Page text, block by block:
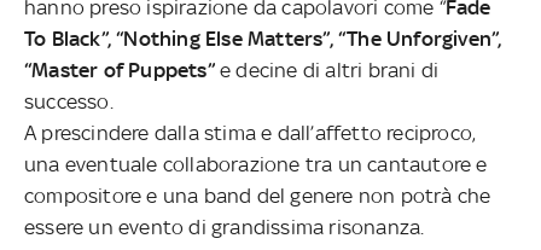
hanno preso ispirazione da capolavori come “Fade
To Black”, “Nothing Else Matters”, “The Unforgiven”,
“Master of Puppets”e decine di altri brani di
successo.
A prescindere dalla stima e dall’affetto reciproco,
una eventuale collaborazione tra un cantautore e
compositore e una band del genere non potrà che
essere un evento di grandissima risonanza.